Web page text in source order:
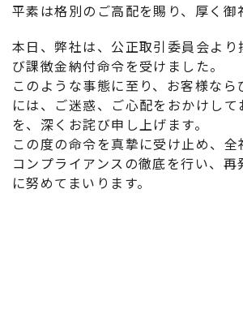
平素は格別のご高配を賜り、厚く御
本日、弊社は、公正取引委員会より
び課徴金納付命令を受けました。
このような事態に至り、お客様な
には、ご迷惑、ご心配をおかけして
を、深くお詫び申し上げます。
この度の命令を真摯に受け止め、全
コンプライアンスの徹底を行い、
に努めてまいります。